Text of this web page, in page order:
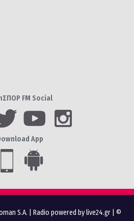
FM Social
App
S.A. Radio powered by live24.gr | ©